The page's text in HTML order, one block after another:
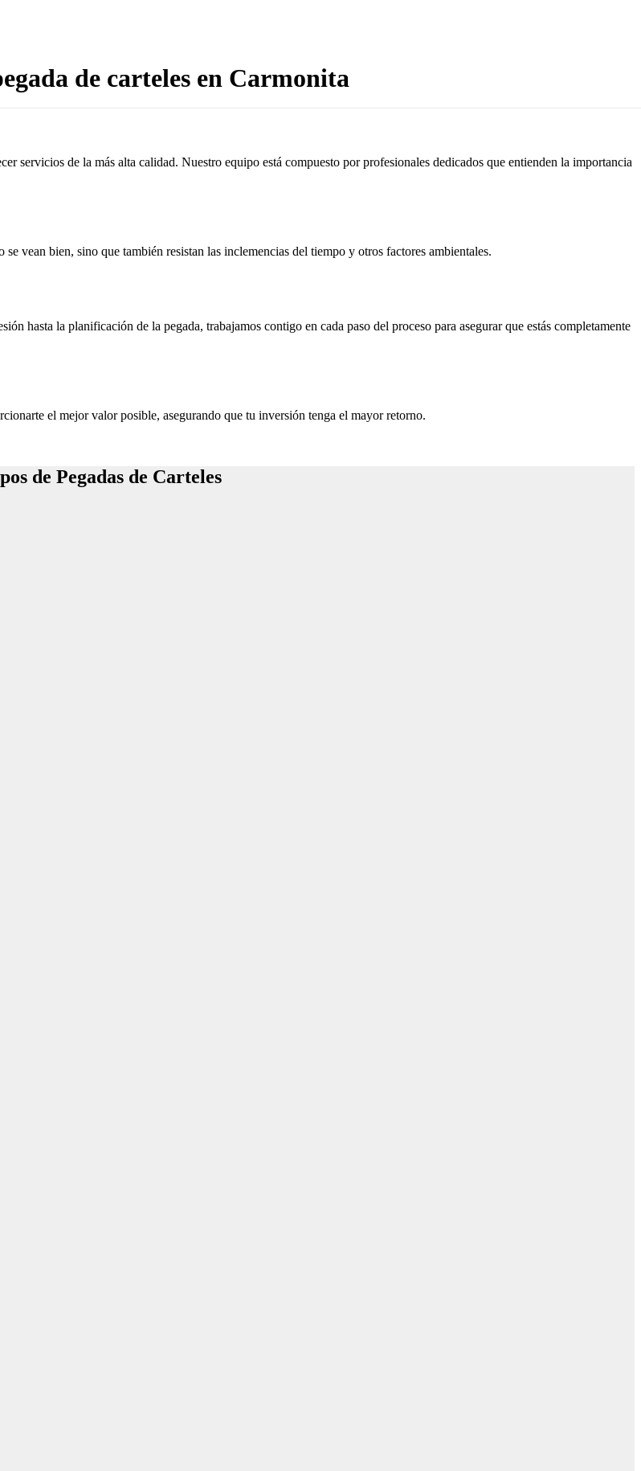
de carteles en Carmonita
servicios de la más alta calidad. Nuestro equipo está compuesto por profesionales dedicados que entienden la importancia
vean bien, sino que también resistan las inclemencias del tiempo y otros factores ambientales.
hasta la planificación de la pegada, trabajamos contigo en cada paso del proceso para asegurar que estás completamente
el mejor valor posible, asegurando que tu inversión tenga el mayor retorno.
de Pegadas de Carteles